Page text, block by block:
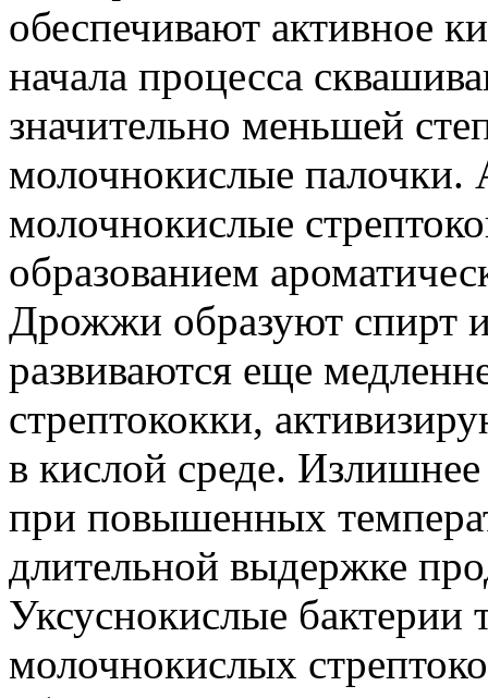
обеспечивают активное
начала процесса
значительно меньшей
молочнокислые
молочнокислые
образованием
Дрожжи образуют спирт
развиваются еще
стрептококки,
в кислой среде.
при повышенных
длительной выдержке
Уксуснокислые бактерии
молочнокислых